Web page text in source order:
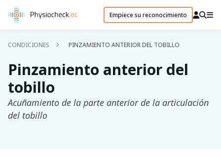
Empiece su reconocimiento
CONDICIONES PINZAMIENTO ANTERIOR DEL TOBILLO
Pinzamiento anterior del
tobillo
Acuñamiento de la parte anterior de la articulación
del tobillo